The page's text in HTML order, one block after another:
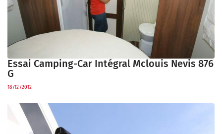
Essai Camping-Car Intégral Mclouis Nevis 876
G
18/12/2012